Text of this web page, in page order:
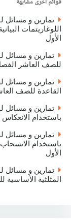
n
تمارين و مسائل
اللوغاريتمات
الأول
تمارين و مسائل
للصف العاشر
تمارين و مسائل
القاعدة للصف
تمارين و مسائل
باستخدام
تمارين و مسائل
باستخدام
الأول
تمارين و مسائل
المثلثية